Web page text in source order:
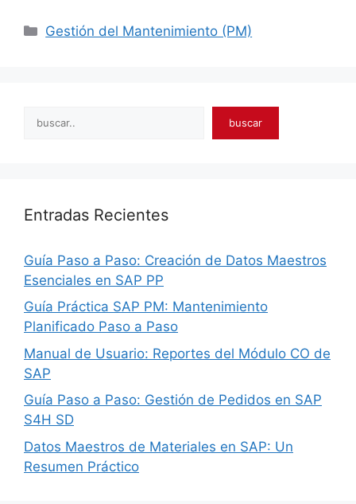
Categories
Gestión del Mantenimiento (PM)
Search buscar
Entradas Recientes
Guía Paso a Paso: Creación de Datos Maestros
Esenciales en SAP PP
Guía Práctica SAP PM: Mantenimiento
Planificado Paso a Paso
Manual de Usuario: Reportes del Módulo CO de
SAP
Guía Paso a Paso: Gestión de Pedidos en SAP
S4H SD
Datos Maestros de Materiales en SAP: Un
Resumen Práctico